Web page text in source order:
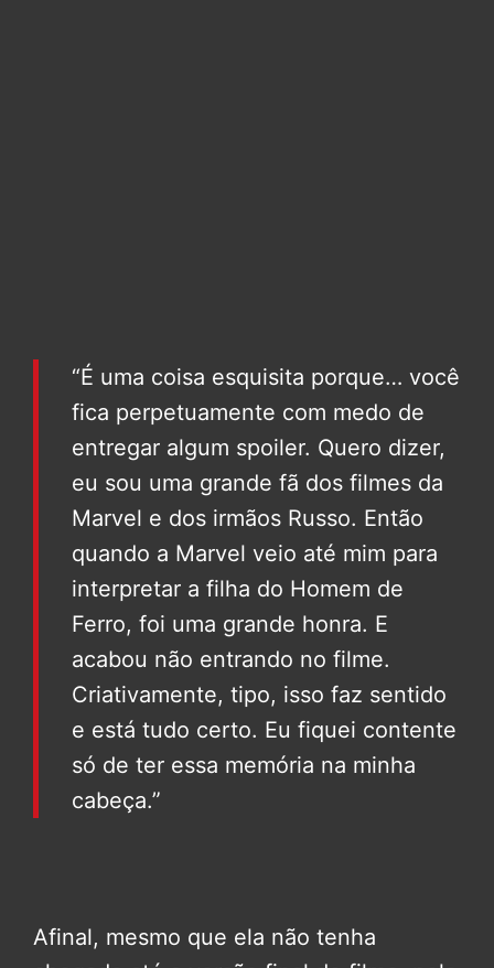
“É uma coisa esquisita porque… você
fica perpetuamente com medo de
entregar algum spoiler. Quero dizer,
eu sou uma grande fã dos filmes da
Marvel e dos irmãos Russo. Então
quando a Marvel veio até mim para
interpretar a filha do Homem de
Ferro, foi uma grande honra. E
acabou não entrando no filme.
Criativamente, tipo, isso faz sentido
e está tudo certo. Eu fiquei contente
só de ter essa memória na minha
cabeça.”
Afinal, mesmo que ela não tenha